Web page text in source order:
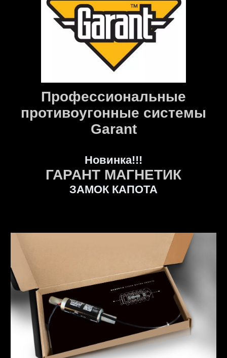
Профессиональные
противоугонные системы
Garant
Новинка!!!
ГАРАНТ МАГНЕТИК
ЗАМОК КАПОТА